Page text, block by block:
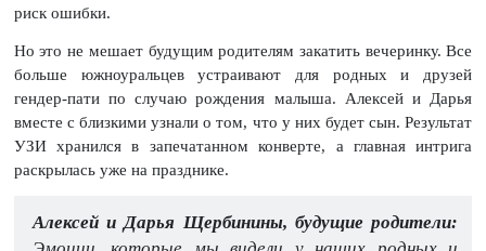
риск ошибки.
Но это не мешает будущим родителям закатить вечеринку. Все
больше южноуральцев устраивают для родных и друзей
гендер-пати по случаю рождения малыша. Алексей и Дарья
вместе с близкими узнали о том, что у них будет сын. Результат
УЗИ хранился в запечатанном конверте, а главная интрига
раскрылась уже на празднике.
Алексей и Дарья Щербинины, будущие родители: